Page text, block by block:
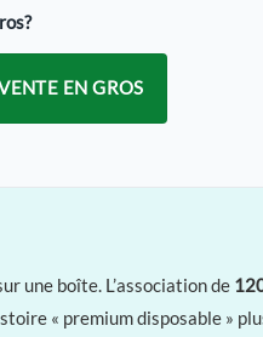
EN GROS
une boîte. L’association de
« premium disposable »